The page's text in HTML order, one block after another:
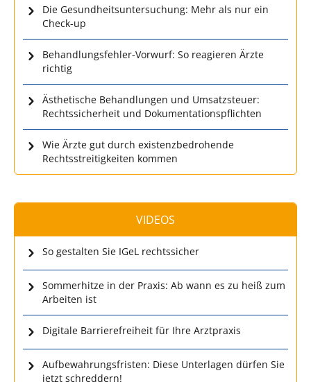
Die Gesundheitsuntersuchung: Mehr als nur ein
Check-up
Behandlungsfehler-Vorwurf: So reagieren Ärzte
richtig
Ästhetische Behandlungen und Umsatzsteuer:
Rechtssicherheit und Dokumentationspflichten
Wie Ärzte gut durch existenzbedrohende
Rechtsstreitigkeiten kommen
VIDEOS
So gestalten Sie IGeL rechtssicher
Sommerhitze in der Praxis: Ab wann es zu heiß zum
Arbeiten ist
Digitale Barrierefreiheit für Ihre Arztpraxis
Aufbewahrungsfristen: Diese Unterlagen dürfen Sie
jetzt schreddern!